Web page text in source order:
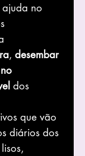
no
, desembar
dos
que vão
diários dos